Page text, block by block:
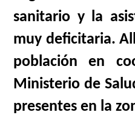
sanitario y la
muy deficitaria.
población en
Ministerio de
presentes en la